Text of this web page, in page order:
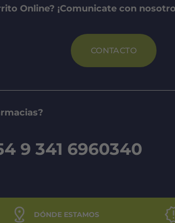
Online? ¡Comunicate con
CONTACTO
9 341 6960340
DÓNDE ESTAMOS